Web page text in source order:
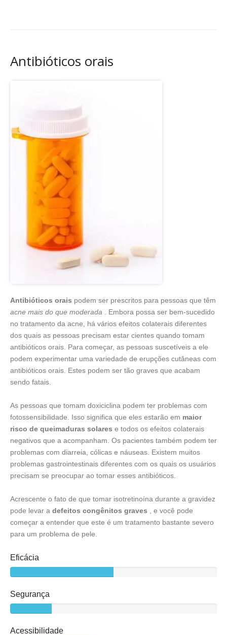
Antibióticos orais
Antibióticos orais podem ser prescritos para pessoas que têm
acne mais do que moderada . Embora possa ser bem-sucedido
no tratamento da acne, há vários efeitos colaterais diferentes
dos quais as pessoas precisam estar cientes quando tomam
antibióticos orais. Para começar, as pessoas suscetíveis a ele
podem experimentar uma variedade de erupções cutâneas com
antibióticos orais. Estes podem ser tão graves que acabam
sendo fatais.
As pessoas que tomam doxiciclina podem ter problemas com
fotossensibilidade. Isso significa que eles estarão em maior
risco de queimaduras solares e todos os efeitos colaterais
negativos que a acompanham. Os pacientes também podem ter
problemas com diarreia, cólicas e náuseas. Existem muitos
problemas gastrointestinais diferentes com os quais os usuários
precisam se preocupar ao tomar esses antibióticos.
Acrescente o fato de que tomar isotretinoína durante a gravidez
pode levar a defeitos congênitos graves , e você pode
começar a entender que este é um tratamento bastante severo
para um problema de pele.
Eficácia
Segurança
Acessibilidade